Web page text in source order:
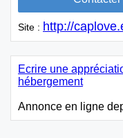
Site : http://
Ecrire une
hébergement
Annonce en ligne